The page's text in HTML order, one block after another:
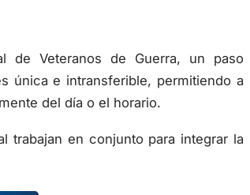
única e intransferible, permitiendo a
del día o el horario.